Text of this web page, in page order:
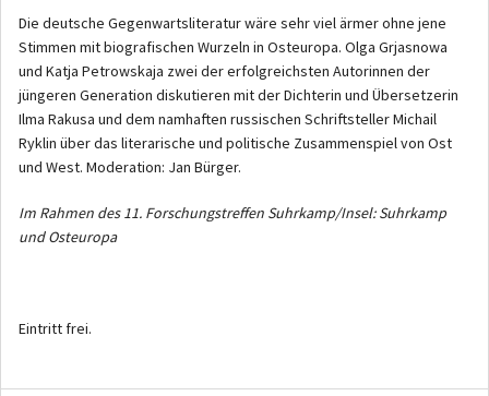
Die deutsche Gegenwartsliteratur wäre sehr viel ärmer ohne jene
Stimmen mit biografischen Wurzeln in Osteuropa. Olga Grjasnowa
und Katja Petrowskaja zwei der erfolgreichsten Autorinnen der
jüngeren Generation diskutieren mit der Dichterin und Übersetzerin
Ilma Rakusa und dem namhaften russischen Schriftsteller Michail
Ryklin über das literarische und politische Zusammenspiel von Ost
und West. Moderation: Jan Bürger.
Im Rahmen des 11. Forschungstreffen Suhrkamp/Insel: Suhrkamp
und Osteuropa
Eintritt frei.